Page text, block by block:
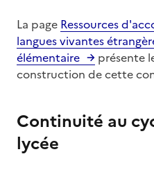
La page Ressources
langues vivantes
élémentaire
présente
construction de cette
Continuité au
lycée